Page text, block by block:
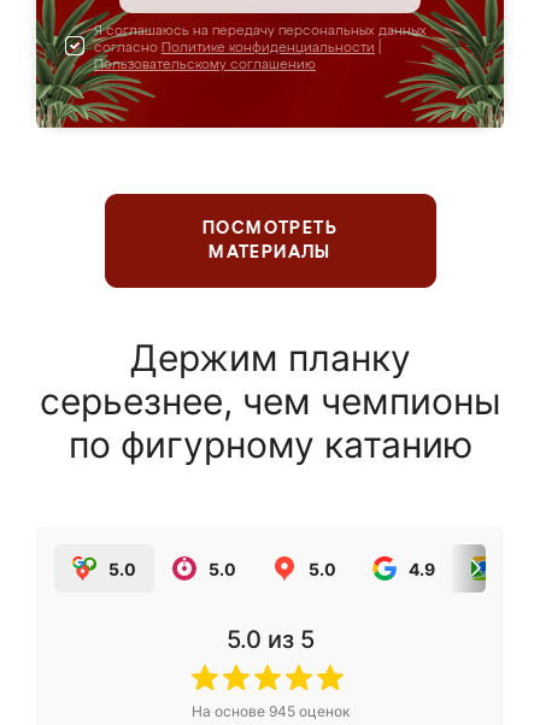
Я соглашаюсь на передачу персональных данных
согласно Политике конфиденциальности
Пользовательскому соглашению
ПОСМОТРЕТЬ
МАТЕРИАЛЫ
Держим планку
серьезнее, чем чемпионы
по фигурному катанию
5.0 5.0 5.0 4.9
5.0 из 5
На основе 945оценок